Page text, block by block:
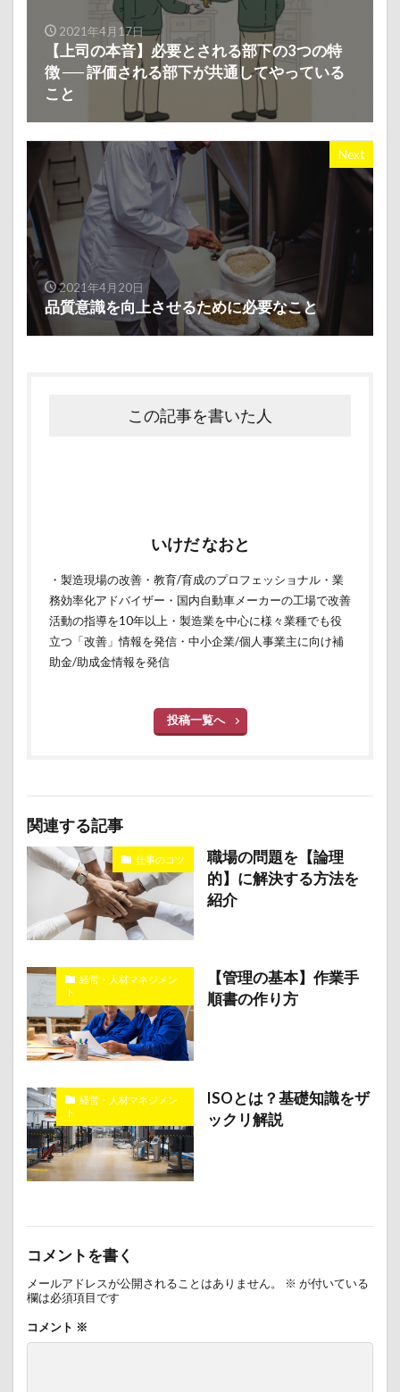
2021年4月17日
【上司の本音】必要とされる部下の3つの特
徴 ── 評価される部下が共通してやっている
こと
Next
2021年4月20日
品質意識を向上させるために必要なこと
この記事を書いた人
いけだ なおと
・製造現場の改善・教育/育成のプロフェッショナル・業
務効率化アドバイザー・国内自動車メーカーの工場で改善
活動の指導を10年以上・製造業を中心に様々業種でも役
立つ「改善」情報を発信・中小企業/個人事業主に向け補
助金/助成金情報を発信
投稿一覧へ
関連する記事
仕事のコツ
職場の問題を【論理
的】に解決する方法を
紹介
経営・人材マネジメン
ト
【管理の基本】作業手
順書の作り方
経営・人材マネジメン
ト
ISOとは？基礎知識をザ
ックリ解説
コメントを書く
メールアドレスが公開されることはありません。 ※ が付いている
欄は必須項目です
コメント ※